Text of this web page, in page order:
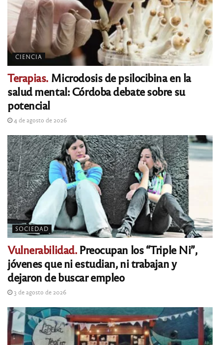
CIENCIA
Terapias. Microdosis de psilocibina en la
salud mental: Córdoba debate sobre su
potencial
4 de agosto de 2026
SOCIEDAD
Vulnerabilidad.Preocupan los “Triple Ni”,
jóvenes que ni estudian, ni trabajan y
dejaron de buscar empleo
3 de agosto de 2026